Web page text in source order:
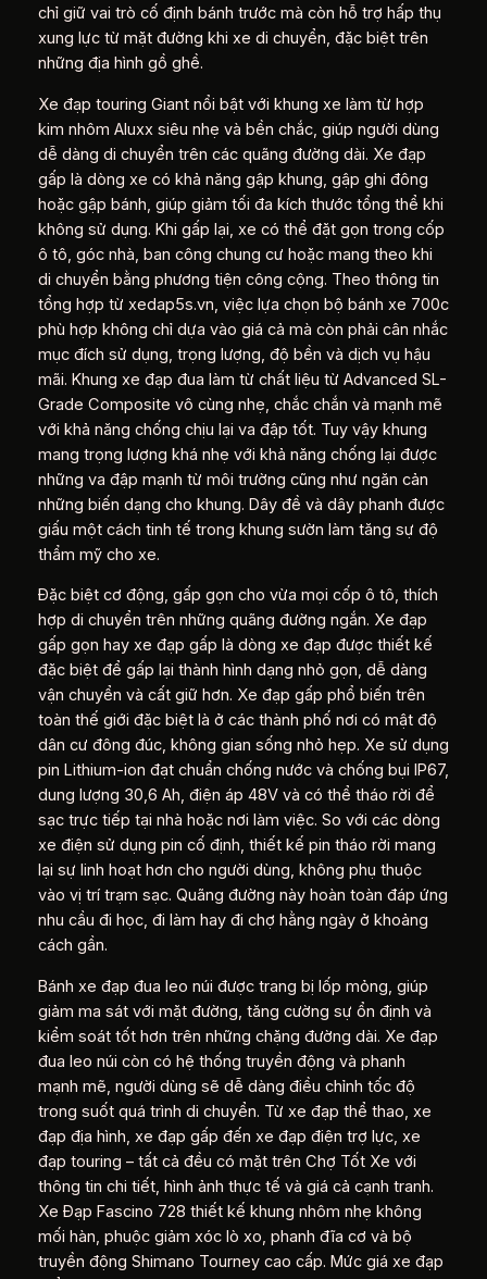
chỉ giữ vai trò cố định bánh trước mà còn hỗ trợ hấp thụ
xung lực từ mặt đường khi xe di chuyển, đặc biệt trên
những địa hình gồ ghề.
Xe đạp touring Giant nổi bật với khung xe làm từ hợp
kim nhôm Aluxx siêu nhẹ và bền chắc, giúp người dùng
dễ dàng di chuyển trên các quãng đường dài. Xe đạp
gấp là dòng xe có khả năng gập khung, gập ghi đông
hoặc gập bánh, giúp giảm tối đa kích thước tổng thể khi
không sử dụng. Khi gấp lại, xe có thể đặt gọn trong cốp
ô tô, góc nhà, ban công chung cư hoặc mang theo khi
di chuyển bằng phương tiện công cộng. Theo thông tin
tổng hợp từ xedap5s.vn, việc lựa chọn bộ bánh xe 700c
phù hợp không chỉ dựa vào giá cả mà còn phải cân nhắc
mục đích sử dụng, trọng lượng, độ bền và dịch vụ hậu
mãi. Khung xe đạp đua làm từ chất liệu từ Advanced SL-
Grade Composite vô cùng nhẹ, chắc chắn và mạnh mẽ
với khả năng chống chịu lại va đập tốt. Tuy vậy khung
mang trọng lượng khá nhẹ với khả năng chống lại được
những va đập mạnh từ môi trường cũng như ngăn cản
những biến dạng cho khung. Dây đề và dây phanh được
giấu một cách tinh tế trong khung sườn làm tăng sự độ
thẩm mỹ cho xe.
Đặc biệt cơ động, gấp gọn cho vừa mọi cốp ô tô, thích
hợp di chuyển trên những quãng đường ngắn. Xe đạp
gấp gọn hay xe đạp gấp là dòng xe đạp được thiết kế
đặc biệt để gấp lại thành hình dạng nhỏ gọn, dễ dàng
vận chuyển và cất giữ hơn. Xe đạp gấp phổ biến trên
toàn thế giới đặc biệt là ở các thành phố nơi có mật độ
dân cư đông đúc, không gian sống nhỏ hẹp. Xe sử dụng
pin Lithium-ion đạt chuẩn chống nước và chống bụi IP67,
dung lượng 30,6 Ah, điện áp 48V và có thể tháo rời để
sạc trực tiếp tại nhà hoặc nơi làm việc. So với các dòng
xe điện sử dụng pin cố định, thiết kế pin tháo rời mang
lại sự linh hoạt hơn cho người dùng, không phụ thuộc
vào vị trí trạm sạc. Quãng đường này hoàn toàn đáp ứng
nhu cầu đi học, đi làm hay đi chợ hằng ngày ở khoảng
cách gần.
Bánh xe đạp đua leo núi được trang bị lốp mỏng, giúp
giảm ma sát với mặt đường, tăng cường sự ổn định và
kiểm soát tốt hơn trên những chặng đường dài. Xe đạp
đua leo núi còn có hệ thống truyền động và phanh
mạnh mẽ, người dùng sẽ dễ dàng điều chỉnh tốc độ
trong suốt quá trình di chuyển. Từ xe đạp thể thao, xe
đạp địa hình, xe đạp gấp đến xe đạp điện trợ lực, xe
đạp touring – tất cả đều có mặt trên Chợ Tốt Xe với
thông tin chi tiết, hình ảnh thực tế và giá cả cạnh tranh.
Xe Đạp Fascino 728 thiết kế khung nhôm nhẹ không
mối hàn, phuộc giảm xóc lò xo, phanh đĩa cơ và bộ
truyền động Shimano Tourney cao cấp. Mức giá xe đạp